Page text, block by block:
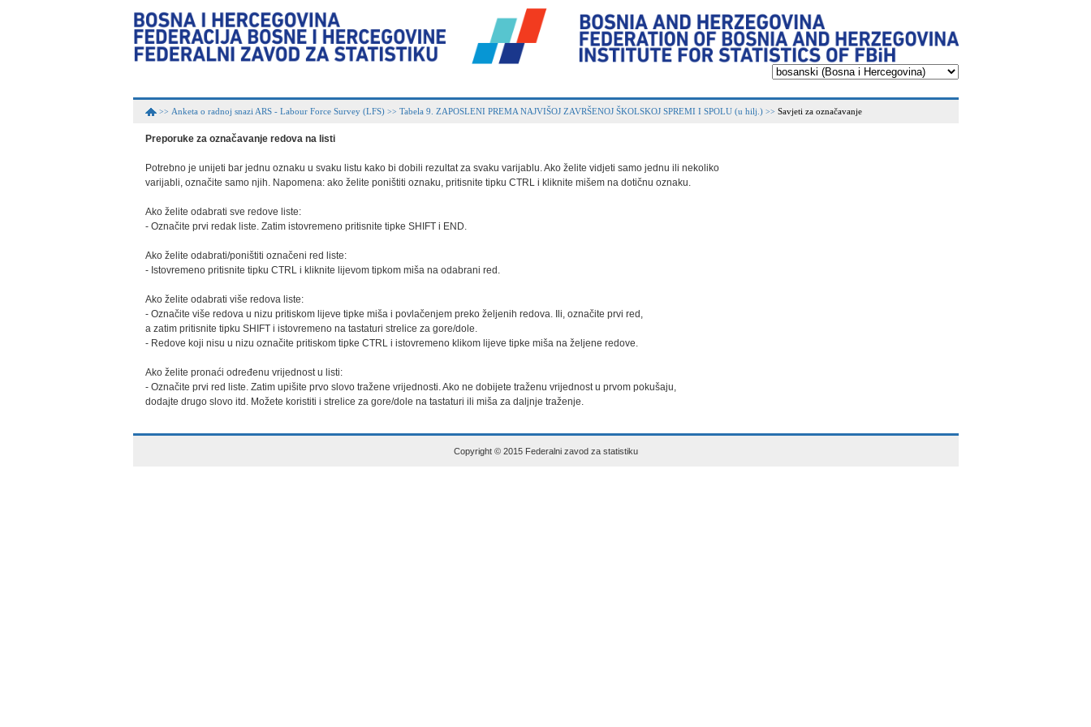
>> Anketa o radnoj snazi ARS - Labour Force Survey (LFS) >> Tabela 9. ZAPOSLENI PREMA NAJVIŠOJ ZAVRŠENOJ ŠKOLSKOJ SPREMI I SPOLU (u hilj.) >> Savjeti za označavanje
Preporuke za označavanje redova na listi
Potrebno je unijeti bar jednu oznaku u svaku listu kako bi dobili rezultat za svaku varijablu. Ako želite vidjeti samo jednu ili nekoliko
varijabli, označite samo njih. Napomena: ako želite poništiti oznaku, pritisnite tipku CTRL i kliknite mišem na dotičnu oznaku.
Ako želite odabrati sve redove liste:
- Označite prvi redak liste. Zatim istovremeno pritisnite tipke SHIFT i END.
Ako želite odabrati/poništiti označeni red liste:
- Istovremeno pritisnite tipku CTRL i kliknite lijevom tipkom miša na odabrani red.
Ako želite odabrati više redova liste:
- Označite više redova u nizu pritiskom lijeve tipke miša i povlačenjem preko željenih redova. Ili, označite prvi red,
a zatim pritisnite tipku SHIFT i istovremeno na tastaturi strelice za gore/dole.
- Redove koji nisu u nizu označite pritiskom tipke CTRL i istovremeno klikom lijeve tipke miša na željene redove.
Ako želite pronaći određenu vrijednost u listi:
- Označite prvi red liste. Zatim upišite prvo slovo tražene vrijednosti. Ako ne dobijete traženu vrijednost u prvom pokušaju,
dodajte drugo slovo itd. Možete koristiti i strelice za gore/dole na tastaturi ili miša za daljnje traženje.
Copyright © 2015 Federalni zavod za statistiku